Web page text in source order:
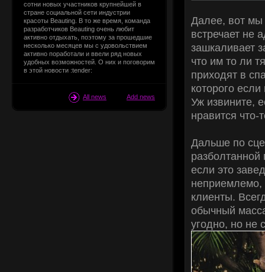
сотни новых участников крупнейшей в
стране социальной сети индустрии
красоты Beauting. В то же время, команда
разработчиков Beauting очень любит
активно отдыхать, поэтому за прошедшие
несколько месяцев мы с удовольствием
активно поработали и ввели ряд новых
удобных возможностей. О них и поговорим
в этой новости :tender:
Add news
All news
Далее, вот мы
встречает не
зашкаливает
что им то ли
приходят в
которого
Уж извините,
нравится что-
Дальше по
разболтанной
если это
неприемлемо,
клиенты.
обычный
угодно, но не